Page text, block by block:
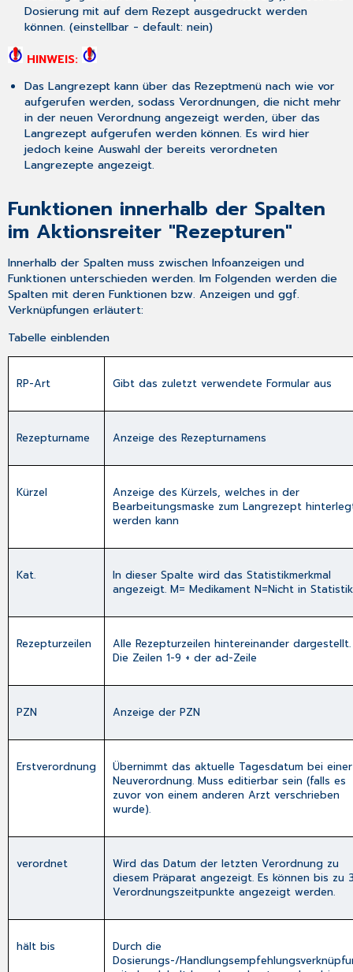
Dosierung mit auf dem Rezept ausgedruckt werden
können. (einstellbar - default: nein)
HINWEIS:
Das Langrezept kann über das Rezeptmenü nach wie vor
aufgerufen werden, sodass Verordnungen, die nicht mehr
in der neuen Verordnung angezeigt werden, über das
Langrezept aufgerufen werden können. Es wird hier
jedoch keine Auswahl der bereits verordneten
Langrezepte angezeigt.
Funktionen innerhalb der Spalten
im Aktionsreiter "Rezepturen"
Innerhalb der Spalten muss zwischen Infoanzeigen und
Funktionen unterschieden werden. Im Folgenden werden die
Spalten mit deren Funktionen bzw. Anzeigen und ggf.
Verknüpfungen erläutert:
Tabelle einblenden
RP-Art Gibt das zuletzt verwendete Formular aus
Rezepturname Anzeige des Rezepturnamens
Kürzel
Anzeige des Kürzels, welches in der
Bearbeitungsmaske zum Langrezept
werden kann
Kat.
In dieser Spalte wird das Statistikmerkmal
angezeigt. M= Medikament N=Nicht in Statistik
Rezepturzeilen
Alle Rezepturzeilen hintereinander dargestellt.
Die Zeilen 1-9 + der ad-Zeile
PZN Anzeige der PZN
Erstverordnung
Übernimmt das aktuelle Tagesdatum bei einer
Neuverordnung. Muss editierbar sein (falls es
zuvor von einem anderen Arzt verschrieben
wurde).
verordnet
Wird das Datum der letzten Verordnung zu
diesem Präparat angezeigt. Es können bis zu
Verordnungszeitpunkte angezeigt werden.
hält bis
Durch die
Dosierungs-/